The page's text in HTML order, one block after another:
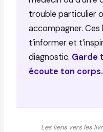
trouble particulier
accompagner.
t’informer et
diagnostic. Garde
écoute ton corps.
Les liens vers les